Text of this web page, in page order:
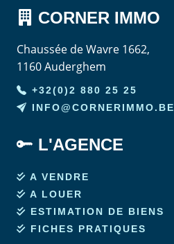
CORNER IMMO
Chaussée de Wavre 1662,
1160 Auderghem
+32(0)2 880 25 25
INFO@CORNERIMMO.BE
L'AGENCE
A VENDRE
A LOUER
ESTIMATION DE BIENS
FICHES PRATIQUES